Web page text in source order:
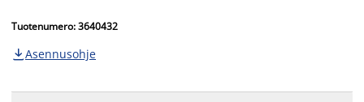
Tuotenumero: 3640432
 Asennusohje